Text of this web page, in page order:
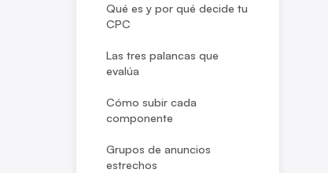
Qué es y por qué decide tu
CPC
Las tres palancas que
evalúa
Cómo subir cada
componente
Grupos de anuncios
estrechos